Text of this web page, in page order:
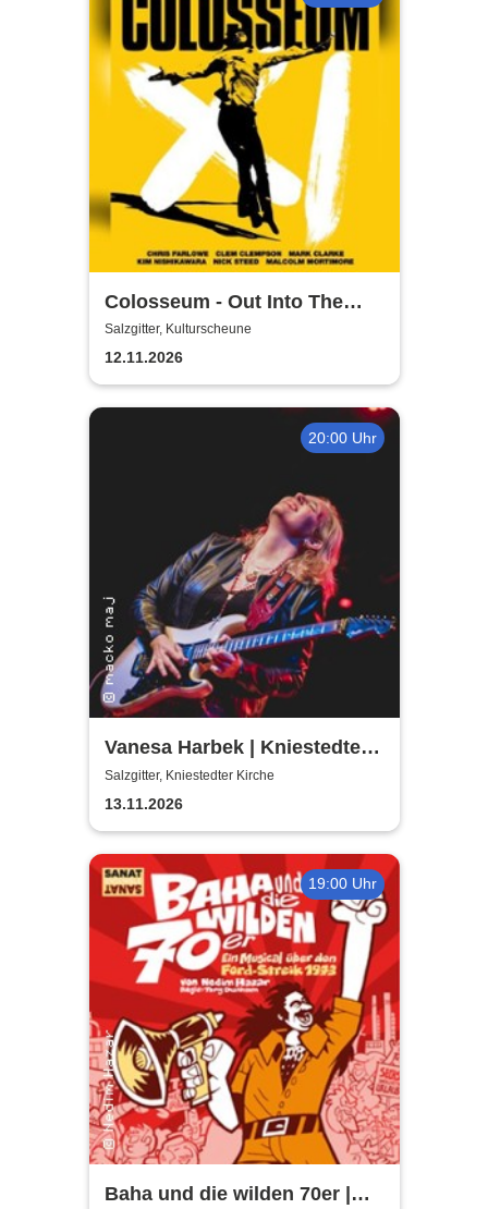
Colosseum - Out Into The
Fields
Salzgitter, Kulturscheune
12.11.2026
20:00 Uhr
Vanesa Harbek | Kniestedter
Kirche
Salzgitter, Kniestedter Kirche
13.11.2026
19:00 Uhr
Baha und die wilden 70er |